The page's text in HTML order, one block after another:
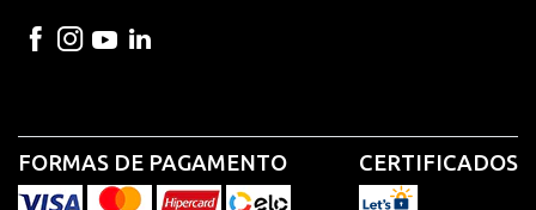
FORMAS DE PAGAMENTO CERTIFICADOS